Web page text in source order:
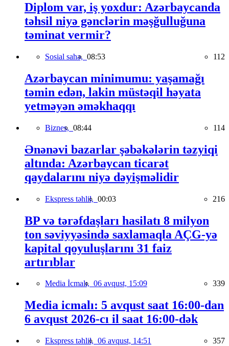
Diplom var, iş yoxdur: Azərbaycanda
təhsil niyə gənclərin məşğulluğuna
təminat vermir?
Sosial sahə, 08:53 112
Azərbaycan minimumu: yaşamağı
təmin edən, lakin müstəqil həyata
yetməyən əməkhaqqı
Biznes, 08:44 114
Ənənəvi bazarlar şəbəkələrin təzyiqi
altında: Azərbaycan ticarət
qaydalarını niyə dəyişməlidir
Ekspress təhlil, 00:03 216
BP və tərəfdaşları hasilatı 8 milyon
ton səviyyəsində saxlamaqla AÇG-yə
kapital qoyuluşlarını 31 faiz
artırıblar
Media İcmalı, 06 avqust, 15:09 339
Media icmalı: 5 avqust saat 16:00-dan
6 avqust 2026-cı il saat 16:00-dək
Ekspress təhlil, 06 avqust, 14:51 357